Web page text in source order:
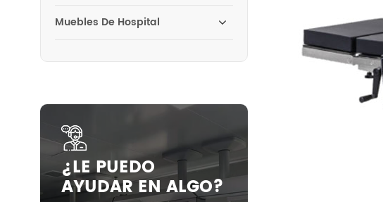
Muebles De Hospital
¿LE PUEDO
AYUDAR EN ALGO?